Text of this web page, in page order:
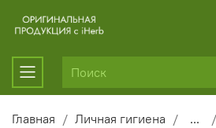
Главная Личная гигиена
...